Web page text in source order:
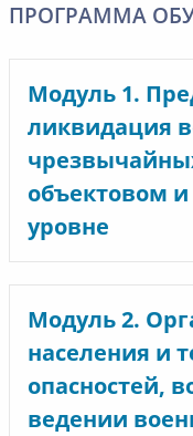
ПРОГРАММА
Модуль 1.
ликвидация
объектовом
уровне
Модуль 2.
населения и
опасностей,
ведении